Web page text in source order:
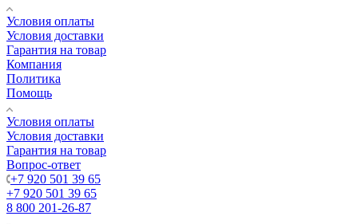
Условия оплаты
Условия доставки
Гарантия на товар
Компания
Политика
Помощь
Условия оплаты
Условия доставки
Гарантия на товар
Вопрос-ответ
+7 920 501 39 65
+7 920 501 39 65
8 800 201-26-87